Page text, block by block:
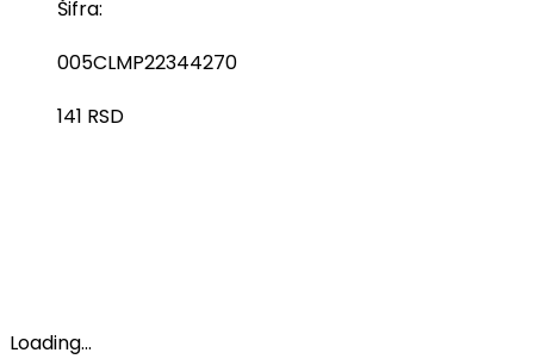
Šifra:
005CLMP22344270
141 RSD
Loading...